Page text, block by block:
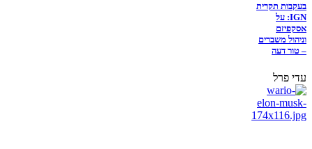
בעקבות תקרית
IGN: על
אסקפיזם
וניהול משברים
– טור דעה
עדי פרל